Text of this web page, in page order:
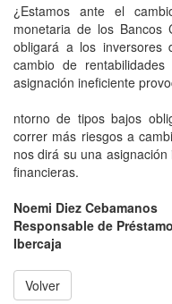
¿Estamos ante el
monetaria de los Bancos
obligará a los
cambio de
asignación ineficiente
ntorno de tipos bajos
correr más riesgos a
nos dirá su una
financieras.
Noemi Diez Cebamanos
Responsable de
Ibercaja
Volver